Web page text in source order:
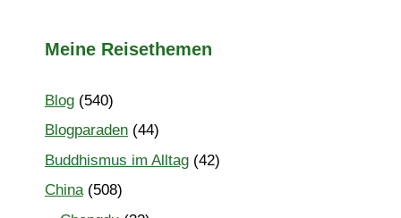
Meine Reisethemen
Blog (540)
Blogparaden (44)
Buddhismus im Alltag (42)
China(508)